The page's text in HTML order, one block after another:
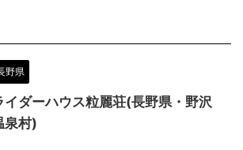
野県
イダーハウス粒麗荘(長野県・野沢
泉村)